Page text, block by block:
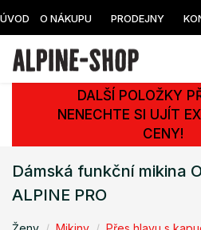
ÚVOD O NÁKUPU PRODEJNY
DALŠÍ POLOŽKY
NENECHTE SI UJÍT
CENY!
Dámská funkční mikina
ALPINE PRO